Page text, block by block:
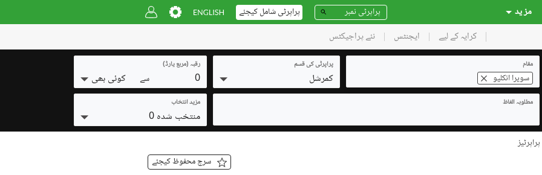
مز ید پراپرٹی شامل کیجئے
کرایہ کے لیے ایجنٹس نئے پراجیکٹس
مقام
سویرا انکلیو
پراپرٹی کی قسم
کمرشل
رقبہ (مربع یارڈ)
0 سے کوئی بھی
مطلوبہ الفاظ مزید انتخاب
منتخب شدہ 0
سرچ محفوظ کیجئے